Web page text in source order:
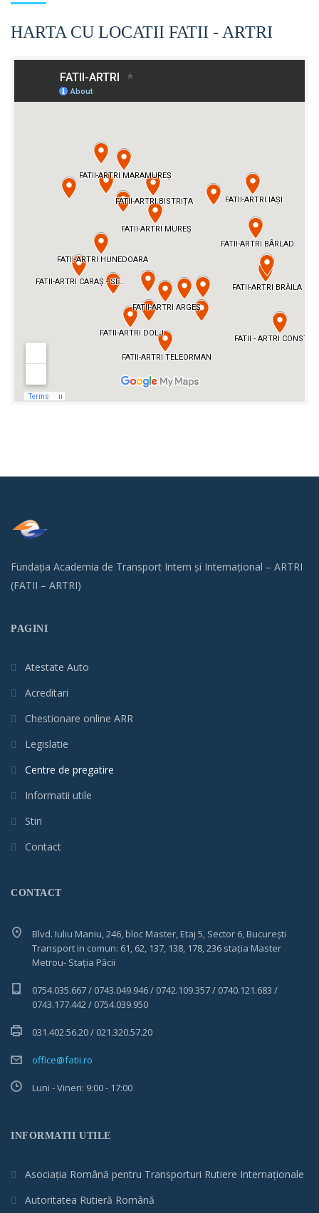
HARTA CU LOCATII FATII - ARTRI
Fundația Academia de Transport Intern și Internațional – ARTRI
(FATII – ARTRI)
PAGINI
Atestate Auto
Acreditari
Chestionare online ARR
Legislatie
Centre de pregatire
Informatii utile
Stiri
Contact
CONTACT
Blvd. Iuliu Maniu, 246, bloc Master, Etaj 5, Sector 6, București
Transport in comun: 61, 62, 137, 138, 178, 236 stația Master
Metrou- Stația Păcii
0754.035.667 / 0743.049.946 / 0742.109.357 / 0740.121.683 /
0743.177.442 / 0754.039.950
031.402.56.20 / 021.320.57.20
office@fatii.ro
Luni - Vineri: 9:00 - 17:00
INFORMATII UTILE
Asociația Română pentru Transporturi Rutiere Internaționale
Autoritatea Rutieră Română